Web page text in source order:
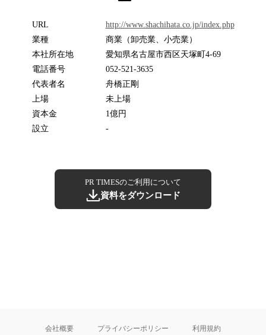
URL
http://www.shachihata.co.jp/index.php
業種
商業（卸売業、小売業）
本社所在地
愛知県名古屋市西区天塚町4-69
電話番号
052-521-3635
代表者名
舟橋正剛
上場
未上場
資本金
1億円
設立
-
PR TIMESのご利用について
資料をダウンロード
会社概要 プライバシーポリシー 利用規約